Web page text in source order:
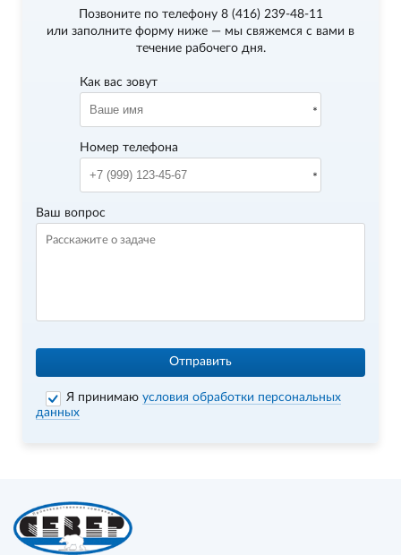
Позвоните по телефону 8 (416) 239-48-11
или заполните форму ниже — мы свяжемся с вами в
течение рабочего дня.
Как вас зовут
Номер телефона
Ваш вопрос
Отправить
Я принимаюусловия обработки персональных
данных